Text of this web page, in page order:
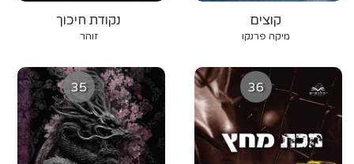
נקודת חיכוך
זוהר
קוצים
מיקה פרנקו
35 36